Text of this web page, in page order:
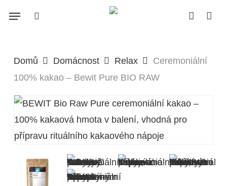
content
Menu
Domů Domácnost Relax
Ceremoniální
100% kakao – Bewit Pure BIO RAW